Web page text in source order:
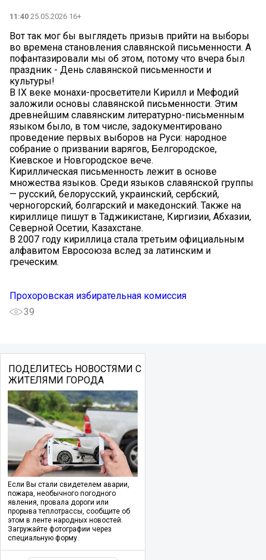
11:40 25.05.2026 16+
Вот так мог бы выглядеть призыв прийти на выборы
во времена становления славянской письменности. А
пофантазировали мы об этом, потому что вчера был
праздник - День славянской письменности и
культуры!
В IX веке монахи-просветители Кирилл и Мефодий
заложили основы славянской письменности. Этим
древнейшим славянским литературно-письменным
языком было, в том числе, задокументировано
проведение первых выборов на Руси: народное
собрание о призвании варягов, Белгородское,
Киевское и Новгородское вече.
Кириллическая письменность лежит в основе
множества языков. Среди языков славянской группы
— русский, белорусский, украинский, сербский,
черногорский, болгарский и македонский. Также на
кириллице пишут в Таджикистане, Киргизии, Абхазии,
Северной Осетии, Казахстане.
В 2007 году кириллица стала третьим официальным
алфавитом Евросоюза вслед за латинским и
греческим.
Прохоровская избирательная комиссия
39
ПОДЕЛИТЕСЬ НОВОСТЯМИ С
ЖИТЕЛЯМИ ГОРОДА
Если Вы стали свидетелем аварии,
пожара, необычного погодного
явления, провала дороги или
прорыва теплотрассы, сообщите об
этом в ленте народных новостей.
Загружайте фотографии через
специальную форму.